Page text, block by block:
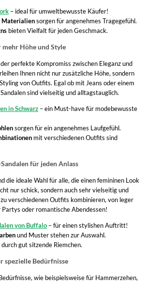
– ideal für umweltbewusste Käufer!
Materialiensorgen für angenehmes Tragegefühl.
bieten Vielfalt für jeden Geschmack.
mehr Höhe und Style
perfekte Kompromiss zwischen Eleganz und
Ihnen nicht nur zusätzliche Höhe, sondern
von Outfits. Egal ob mit Jeans oder einem
sind vielseitig und alltagstauglich.
in Schwarz – ein Must-have für modebewusste
sorgen für ein angenehmes Laufgefühl.
mit verschiedenen Outfits sind
für jeden Anlass
die ideale Wahl für alle, die einen femininen Look
nur schick, sondern auch sehr vielseitig und
verschiedenen Outfits kombinieren, von leger
oder romantische Abendessen!
von Buffalo – für einen stylishen Auftritt!
und Muster stehen zur Auswahl.
durch gut sitzende Riemchen.
spezielle Bedürfnisse
wie beispielsweise für Hammerzehen,